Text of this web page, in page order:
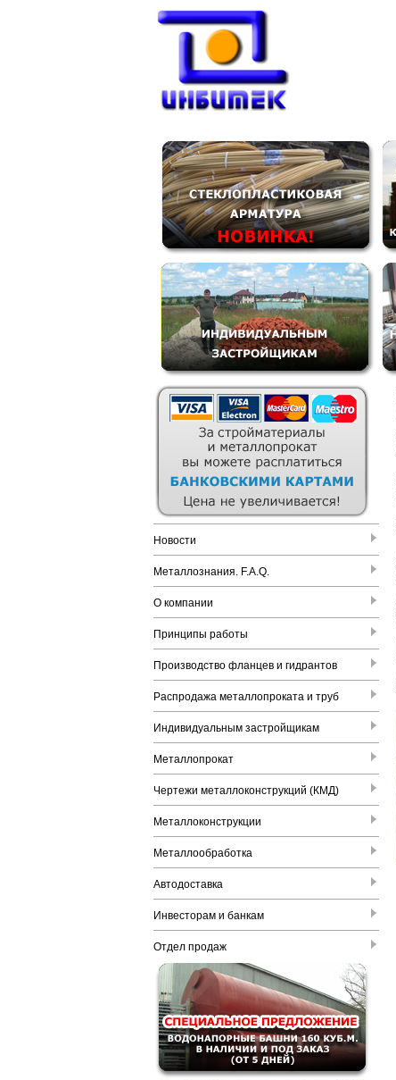
Новости
Металлознания. F.A.Q.
О компании
Принципы работы
Производство фланцев и гидрантов
Распродажа металлопроката и труб
Индивидуальным застройщикам
Металлопрокат
Чертежи металлоконструкций (КМД)
Металлоконструкции
Металлообработка
Автодоставка
Инвесторам и банкам
Отдел продаж